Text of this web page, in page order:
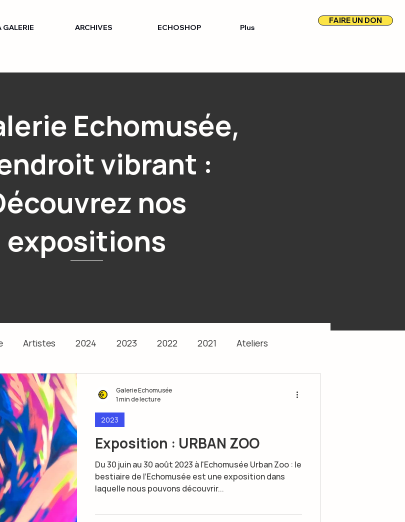
GALERIE ARCHIVES ECHOSHOP Plus
FAIRE UN DON
Echomusée,
vibrant :
nos
expositions
Artistes 2024 2023 2022 2021 Ateliers
Exposition : URBAN ZOO
Du 30 juin au 30 août 2023 à l'Echomusée Urban Zoo : le
bestiaire de l’Echomusée est une exposition dans
laquelle nous pouvons découvrir...
2023
Galerie Echomusée
1 min de lecture